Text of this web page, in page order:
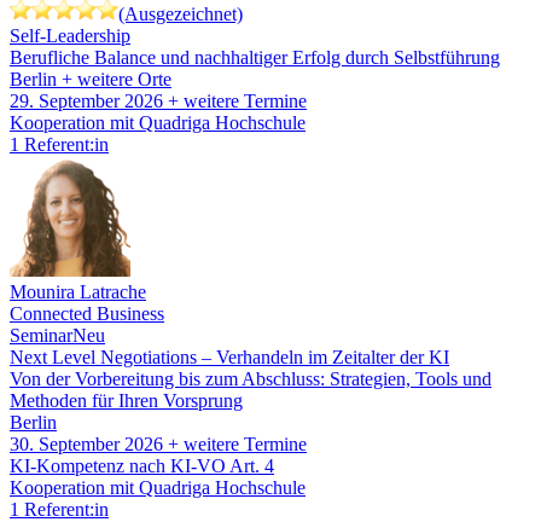
(Ausgezeichnet)
Self-Leadership
Berufliche Balance und nachhaltiger Erfolg durch Selbstführung
Berlin + weitere Orte
29. September 2026 + weitere Termine
Kooperation mit Quadriga Hochschule
1 Referent:in
Mounira Latrache
Connected Business
SeminarNeu
Next Level Negotiations – Verhandeln im Zeitalter der KI
Von der Vorbereitung bis zum Abschluss: Strategien, Tools und
Methoden für Ihren Vorsprung
Berlin
30. September 2026 + weitere Termine
KI-Kompetenz nach KI-VO Art. 4
Kooperation mit Quadriga Hochschule
1 Referent:in